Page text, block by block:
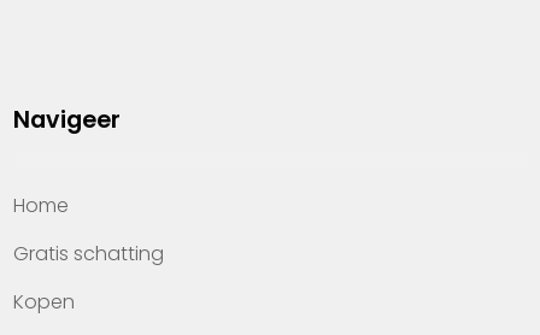
Navigeer
Home
Gratis schatting
Kopen